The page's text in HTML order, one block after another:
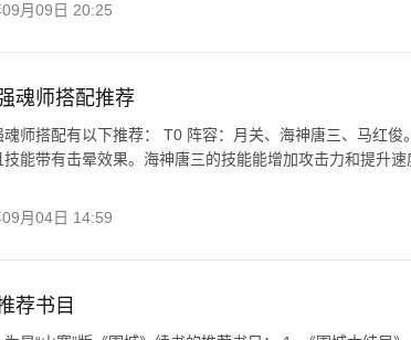
月09日 20:25
魂师搭配推荐
魂师搭配有以下推荐： T0 阵容：月关、海神唐三、马红俊
能带有击晕效果。海神唐三的技能能增加攻击力和提升
月04日 14:59
荐书目